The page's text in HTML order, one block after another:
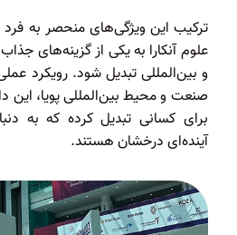
ترکیب این ویژگی‌های منحصر به
علوم آنکارا به یکی از گزینه‌های
و بین‌المللی تبدیل شود. رویکرد
صنعت و محیط بین‌المللی پویا، این
برای کسانی تبدیل کرده که به
آینده‌ای درخشان هستند.